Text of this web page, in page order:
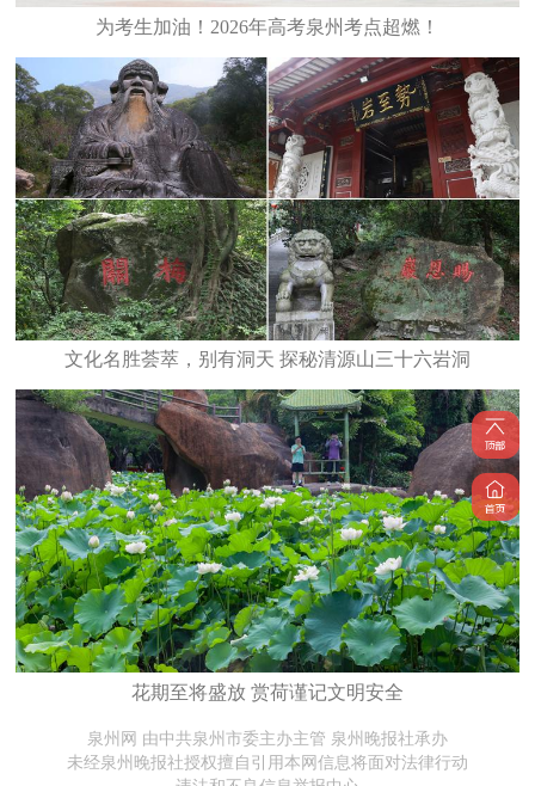
为考生加油！2026年高考泉州考点超燃！
文化名胜荟萃，别有洞天 探秘清源山三十六岩洞
花期至将盛放 赏荷谨记文明安全
泉州网 由中共泉州市委主办主管 泉州晚报社承办
未经泉州晚报社授权擅自引用本网信息将面对法律行动